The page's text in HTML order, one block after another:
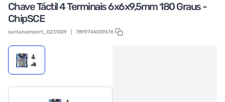
Chave Táctil 4 Terminais 6x6x9,5mm 180 Graus -
ChipSCE
santanaimport_0231009 7899744009676